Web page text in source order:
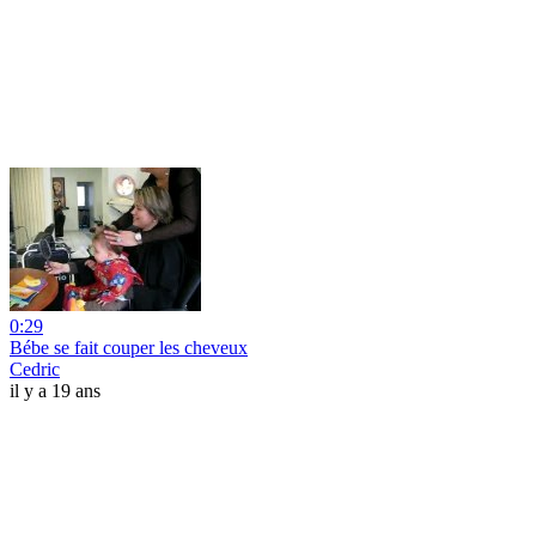
0:29
Bébe se fait couper les cheveux
Cedric
il y a 19 ans